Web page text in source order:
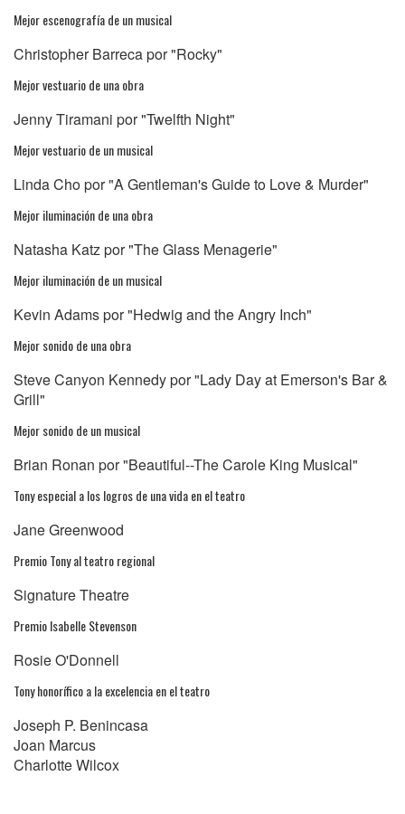
Mejor escenografía de un musical
Christopher Barreca por "Rocky"
Mejor vestuario de una obra
Jenny Tiramani por "Twelfth Night"
Mejor vestuario de un musical
Linda Cho por "A Gentleman's Guide to Love & Murder"
Mejor iluminación de una obra
Natasha Katz por "The Glass Menagerie"
Mejor iluminación de un musical
Kevin Adams por "Hedwig and the Angry Inch"
Mejor sonido de una obra
Steve Canyon Kennedy por "Lady Day at Emerson's Bar &
Grill"
Mejor sonido de un musical
Brian Ronan por "Beautiful--The Carole King Musical"
Tony especial a los logros de una vida en el teatro
Jane Greenwood
Premio Tony al teatro regional
Signature Theatre
Premio Isabelle Stevenson
Rosie O'Donnell
Tony honorífico a la excelencia en el teatro
Joseph P. Benincasa
Joan Marcus
Charlotte Wilcox